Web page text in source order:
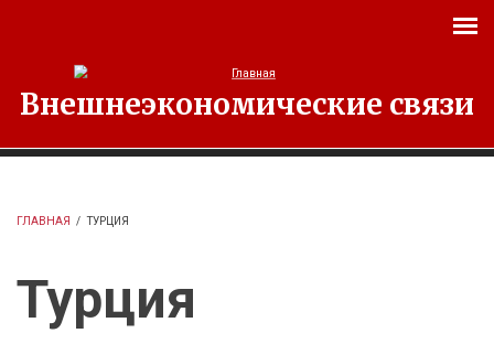
Внешнеэкономические связи
ГЛАВНАЯ / ТУРЦИЯ
Турция